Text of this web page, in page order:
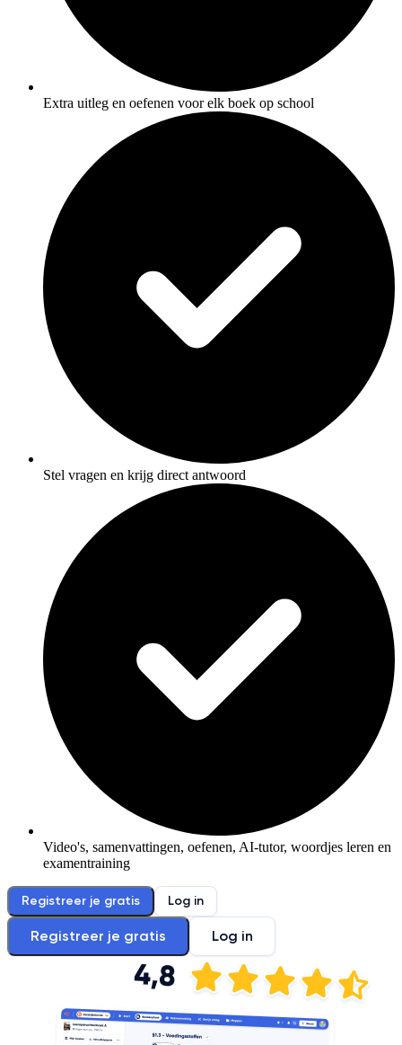
Extra uitleg en oefenen voor elk boek op school
Stel vragen en krijg direct antwoord
Video's, samenvattingen, oefenen, AI-tutor, woordjes leren en
examentraining
Registreer je gratis Log in
Registreer je gratis Log in